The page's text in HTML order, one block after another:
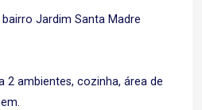
Jardim Santa Madre
2 ambientes, cozinha, área de